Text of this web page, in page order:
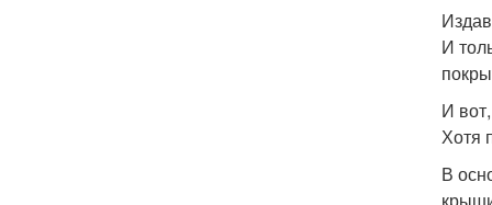
И
И
Хотя
В